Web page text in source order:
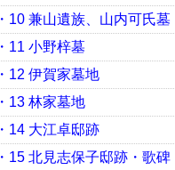
・10 兼山遺族、山内可氏墓
・11 小野梓墓
・12 伊賀家墓地
・13 林家墓地
・14 大江卓邸跡
・15 北見志保子邸跡・歌碑